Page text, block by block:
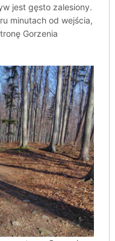
jest gęsto zalesiony.
minutach od wejścia,
Gorzenia